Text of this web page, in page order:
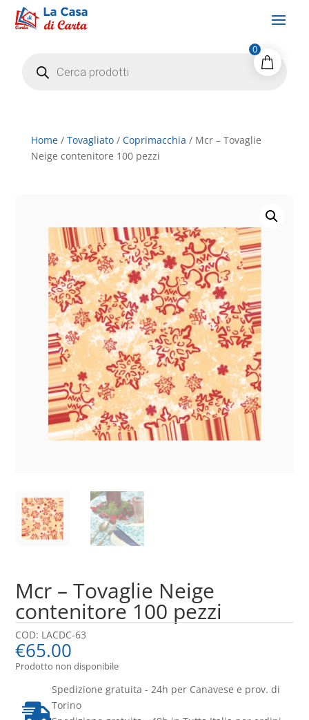
search
Home/ Tovagliato/ Coprimacchia / Mcr – Tovaglie
Neige contenitore 100 pezzi
Mcr – Tovaglie Neige
contenitore 100 pezzi
COD: LACDC-63
€65.00
Prodotto non disponibile

Spedizione gratuita - 24h per Canavese e prov. di
Torino
0